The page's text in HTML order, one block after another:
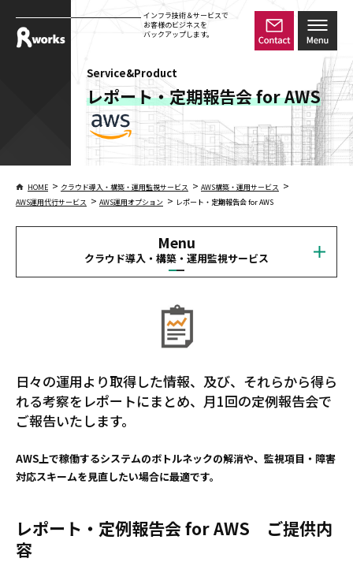
インフラ技術＆サービスで
お客様のビジネスを
バックアップします。
Service&Product
レポート・定期報告会 for AWS
HOME > クラウド導入・構築・運用監視サービス > AWS構築・運用サービス >
AWS運用代行サービス > AWS運用オプション > レポート・定期報告会 for AWS
Menu
クラウド導入・構築・運用監視サービス
日々の運用より取得した情報、及び、それらから得ら
れる考察をレポートにまとめ、月1回の定例報告会で
ご報告いたします。
AWS上で稼働するシステムのボトルネックの解消や、監視項目・障害
対応スキームを見直したい場合に最適です。
レポート・定例報告会 for AWS ご提供内
容